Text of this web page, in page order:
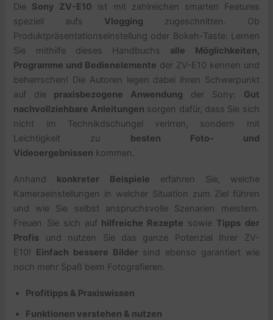
Die Sony ZV-E10 ist mit zahlreichen smarten Features
speziell aufs Vlogging zugeschnitten. Ob
Produktpräsentationseinstellung oder Bokeh-Taste: Lernen
Sie mithilfe dieses Handbuchs alle Möglichkeiten,
Programme und Bedienelemente der ZV-E10 kennen und
beherrschen! Die Autoren legen dabei ihren Schwerpunkt
auf die praxisbezogene Anwendung der Sony: Gut
nachvollziehbare Anleitungen sorgen dafür, dass Sie sich
nicht im Technikdschungel verirren, sondern mit
Leichtigkeit zu besten Foto- und
Videoergebnissen kommen.
Anhand konkreter Beispiele erfahren Sie, welche
Kameraeinstellungen in welcher Situation zum Ziel führen
und wie Sie selbst anspruchsvolle Szenarien meistern.
Freuen Sie sich aufhilfreiche Rezepte sowie Tipps der
Profis und nutzen Sie das ganze Potenzial Ihrer ZV-
E10! Einfach bessere Bildersind ebenso garantiert wie
noch mehr Spaß beim Fotografieren.
Profitipps & Praxiswissen
Funktionen verstehen & nutzen